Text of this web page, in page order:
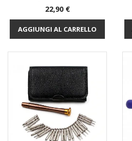
Prezzo
22,90 €
AGGIUNGI AL CARRELLO